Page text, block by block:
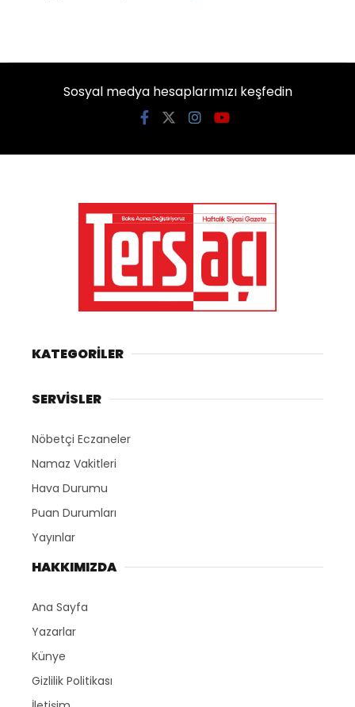
Sosyal medya hesaplarımızı keşfedin
KATEGORİLER
SERVİSLER
Nöbetçi Eczaneler
Namaz Vakitleri
Hava Durumu
Puan Durumları
Yayınlar
HAKKIMIZDA
Ana Sayfa
Yazarlar
Künye
Gizlilik Politikası